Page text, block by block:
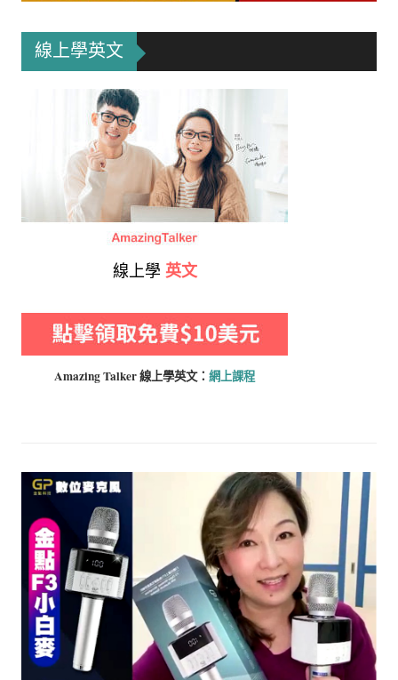
線上學英文
線上學 英文
Amazing Talker 線上學英文： 網上課程